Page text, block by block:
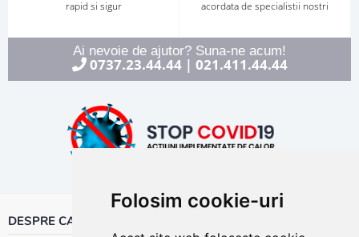
Folosim cookie-uri
rapid si sigur acordata de specialistii nostri
Ai nevoie de ajutor? Suna-ne acum!
0737.23.44.44| 021.411.44.44
DESPRE CALOR